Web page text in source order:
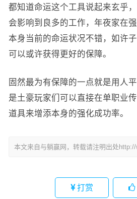
都知道命运这个工具说起来玄乎
会影响到良多的工作，年夜家在
本身当前的命运状况不错，如许
可以或许获得更好的保障。
固然最为有保障的一点就是用人
是土豪玩家们可以直接在单职业
道具来增添本身的强化成功率。
本文来自与躺赢网，转载请注明出处http://
打赏